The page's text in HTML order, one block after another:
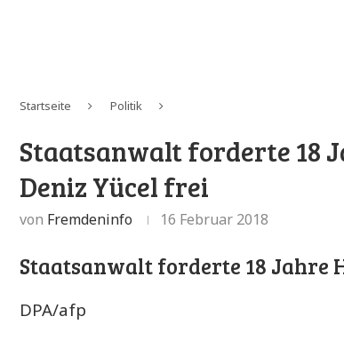
Startseite Politik
Staatsanwalt forderte 18
Deniz Yücel frei
von Fremdeninfo 16 Februar 2018
Staatsanwalt forderte 18 Jahre
DPA/afp